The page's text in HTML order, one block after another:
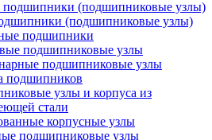
(подшипниковые узлы)
подшипники
подшипниковые узлы
подшипниковые узлы
подшипников
узлы и корпуса из
стали
корпусные узлы
подшипниковые узлы